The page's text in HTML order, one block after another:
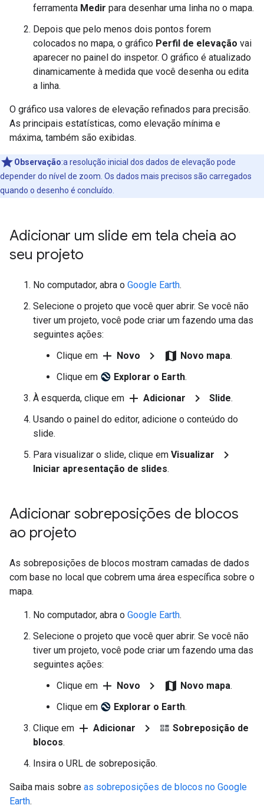
ferramenta Medir para desenhar uma linha no o mapa.
Depois que pelo menos dois pontos forem
colocados no mapa, o gráfico Perfil de elevação vai
aparecer no painel do inspetor. O gráfico é atualizado
dinamicamente à medida que você desenha ou edita
a linha.
O gráfico usa valores de elevação refinados para precisão.
As principais estatísticas, como elevação mínima e
máxima, também são exibidas.
Observação:a resolução inicial dos dados de elevação pode
depender do nível de zoom. Os dados mais precisos são carregados
quando o desenho é concluído.
Adicionar um slide em tela cheia ao
seu projeto
No computador, abra o Google Earth.
Selecione o projeto que você quer abrir. Se você não
tiver um projeto, você pode criar um fazendo uma das
seguintes ações:
Clique em add Novo chevron_right map Novo mapa.
Clique em
Explorar o Earth.
À esquerda, clique em add Adicionar chevron_right Slide.
Usando o painel do editor, adicione o conteúdo do
slide.
Para visualizar o slide, clique em Visualizar chevron_right
Iniciar apresentação de slides.
Adicionar sobreposições de blocos
ao projeto
As sobreposições de blocos mostram camadas de dados
com base no local que cobrem uma área específica sobre o
mapa.
No computador, abra o Google Earth.
Selecione o projeto que você quer abrir. Se você não
tiver um projeto, você pode criar um fazendo uma das
seguintes ações:
Clique em add Novo chevron_right map Novo mapa.
Clique em
Explorar o Earth.
Clique em add Adicionar chevron_right
Sobreposição de
blocos.
Insira o URL de sobreposição.
Saiba mais sobre as sobreposições de blocos no Google
Earth.